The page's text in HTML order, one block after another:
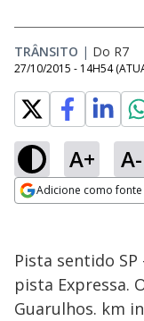
TRÂNSITO | Do R7
27/10/2015 - 14H54
A+ A-
Adicione como
Pista sentido
pista Expressa.
Guarulhos. km